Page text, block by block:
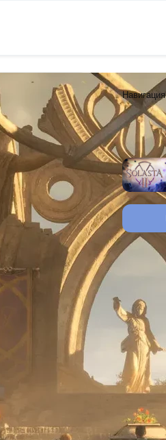
Навигация